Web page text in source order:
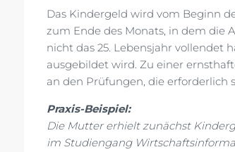
Das Kindergeld wird vom Beginn
zum Ende des Monats, in dem die
nicht das 25. Lebensjahr vollendet
ausgebildet wird. Zu einer
an den Prüfungen, die erforderlich
Praxis-Beispiel:
Die Mutter erhielt zunächst
im Studiengang